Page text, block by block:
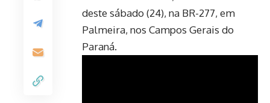
deste sábado (24), na BR-277, em
Palmeira, nos Campos Gerais do
Paraná.